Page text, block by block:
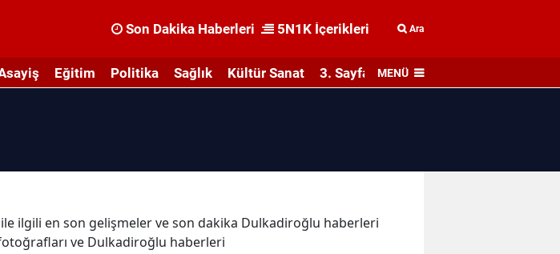
Son Dakika Haberleri 5N1K İçerikleri Ara
Eğitim Politika Sağlık Kültür Sanat 3. Sayfa MENÜ
ilgili en son gelişmeler ve son dakika Dulkadiroğlu haberleri
ve Dulkadiroğlu haberleri